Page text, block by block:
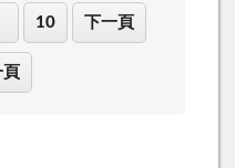
10 下一頁